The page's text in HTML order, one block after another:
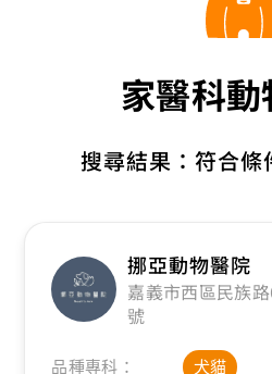
家醫科
搜尋結果：符合條
挪亞動物醫院
嘉義市西區民族
號
品種專科： 犬貓